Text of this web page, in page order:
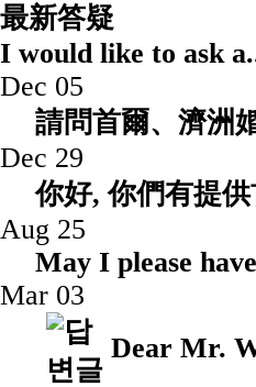
最新答疑
I would
Dec 05
請問首爾
Dec 29
你好, 你
Aug 25
May I
Mar 03
Dear Mr.